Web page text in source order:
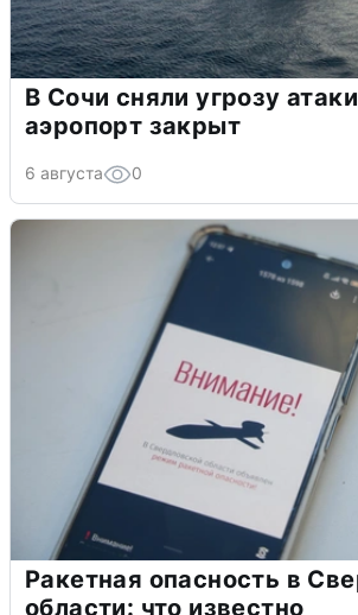
В Сочи сняли угрозу
аэропорт закрыт
6 августа 0
Ракетная опасность в
области: что известно